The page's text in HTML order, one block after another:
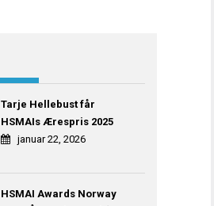
Tarje Hellebust får
HSMAIs Ærespris 2025
januar 22, 2026
HSMAI Awards Norway